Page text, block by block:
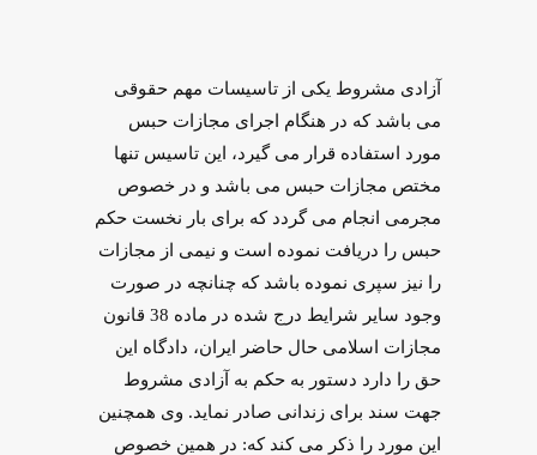
آزادی مشروط یکی از تاسیسات مهم حقوقی
می باشد که در هنگام اجرای مجازات حبس
مورد استفاده قرار می گیرد، این تاسیس تنها
مختص مجازات حبس می باشد و در خصوص
مجرمی انجام می گردد که برای بار نخست حکم
حبس را دریافت نموده است و نیمی از مجازات
را نیز سپری نموده باشد که چنانچه در صورت
وجود سایر شرایط درج شده در ماده 38 قانون
مجازات اسلامی حال حاضر ایران، دادگاه این
حق را دارد دستور به حکم به آزادی مشروط
جهت سند برای زندانی صادر نماید. وی همچنین
این مورد را ذکر می کند که: در همین خصوص